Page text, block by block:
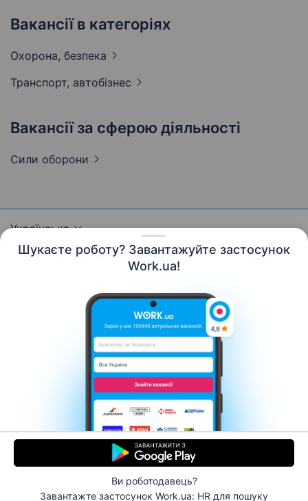
Шукаєте роботу? Завантажуйте застосунок
Work.ua!
Ви роботодавець?
Завантажте застосунок Work.ua: HR для пошуку
Вакансії в категоріях
Охорона, безпека
Транспорт, автобізнес
Вакансії за сферою діяльності
Сили оборони
Українська
Контакти Про нас
Кар’єра
Новини Work.ua
Допомога Умови використання
Роботодавцю
© 2006–2026 Work.ua. Сервіс пошуку роботи №1 в